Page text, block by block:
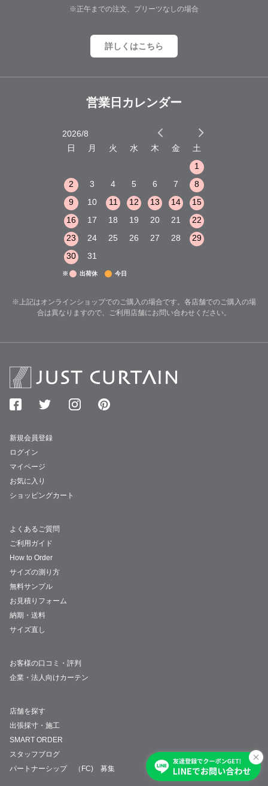
※正午までの注文、プリーツなしの場合
詳しくはこちら
営業日カレンダー
2026/8
日
月 火 水 木 金
土
1
2
3 4 5 6 7
8
9
10 11 12 13 14
15
16
17 18 19 20 21
22
23
24 25 26 27 28
29
30
31
※ 出荷休 今日
※上記はオンラインショップでのご購入の場合です。各店舗でのご購入の場
合は異なりますので、ご利用店舗にお問い合わせください。
新規会員登録
ログイン
マイページ
お気に入り
ショッピングカート
よくあるご質問
ご利用ガイド
How to Order
サイズの測り方
無料サンプル
お見積りフォーム
納期・送料
サイズ直し
お客様の口コミ・評判
企業・法人向けカーテン
店舗を探す
出張採寸・施工
SMART ORDER
スタッフブログ
パートナーシップ （FC) 募集